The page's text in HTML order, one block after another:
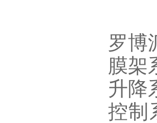
罗博
膜架
升降
控制